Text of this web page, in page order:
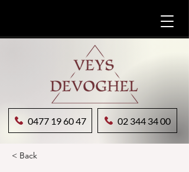
0477 19 60 47 02 344 34 00
< Back